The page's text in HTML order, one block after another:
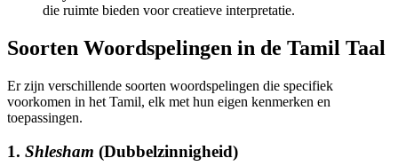
die ruimte bieden voor creatieve interpretatie.
Soorten Woordspelingen in de Tamil Taal
Er zijn verschillende soorten woordspelingen die specifiek
voorkomen in het Tamil, elk met hun eigen kenmerken en
toepassingen.
1. Shlesham (Dubbelzinnigheid)